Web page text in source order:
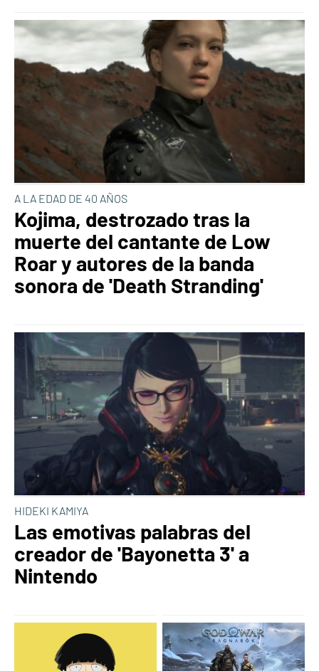
A LA EDAD DE 40 AÑOS
Kojima, destrozado tras la
muerte del cantante de Low
Roar y autores de la banda
sonora de 'Death Stranding'
HIDEKI KAMIYA
Las emotivas palabras del
creador de 'Bayonetta 3' a
Nintendo